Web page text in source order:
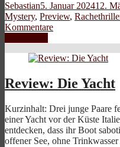
Sebastian5. Januar 202412.
Mystery, Preview,
Kommentare
Review: Die Yacht
Kurzinhalt: Drei junge Paare
einer Yacht vor der Küste
entdecken, dass ihr Boot
offener See, ohne